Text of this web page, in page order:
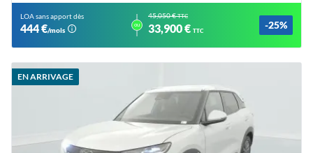
LOA sans apport dès
444 €/mois
ou
45,050 €TTC
33,900 € TTC -25%
EN ARRIVAGE